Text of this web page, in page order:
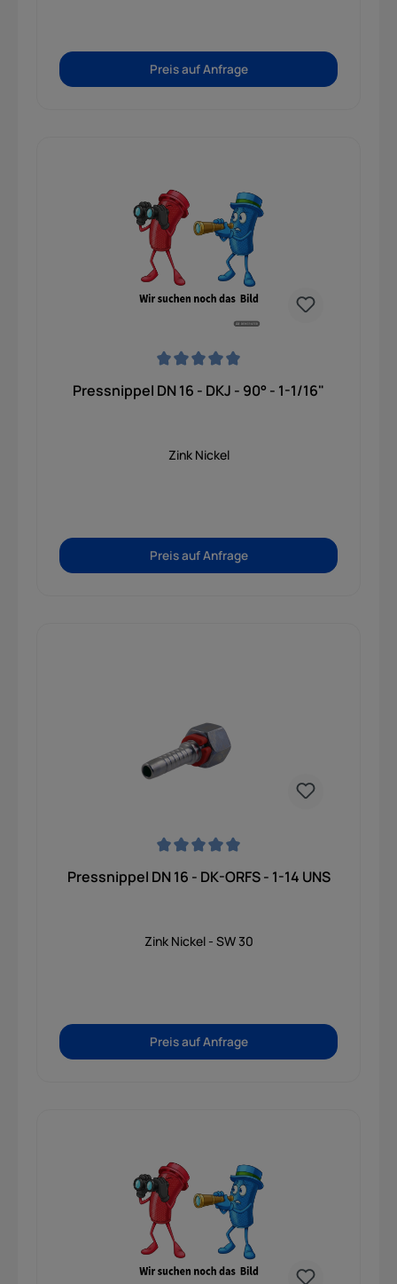
Preis auf Anfrage
Pressnippel DN 16 - DKJ - 90° - 1-1/16"
Zink Nickel
Preis auf Anfrage
Pressnippel DN 16 - DK-ORFS - 1-14 UNS
Zink Nickel - SW 30
Preis auf Anfrage